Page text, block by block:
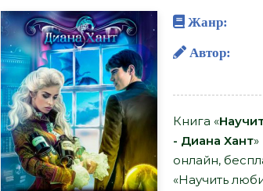
Жанр:
Автор:
Книга «
- Диана Хант
онлайн,
«Научить